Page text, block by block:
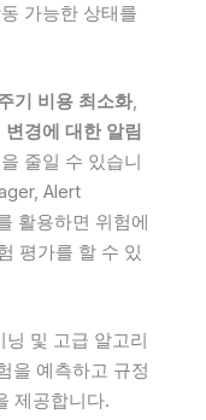
가능한 상태를
기 비용 최소화,
변경에 대한 알림
줄일 수 있습니
Alert
활용하면 위험에
평가를 할 수 있
및 고급 알고리
을 예측하고 규정
제공합니다.